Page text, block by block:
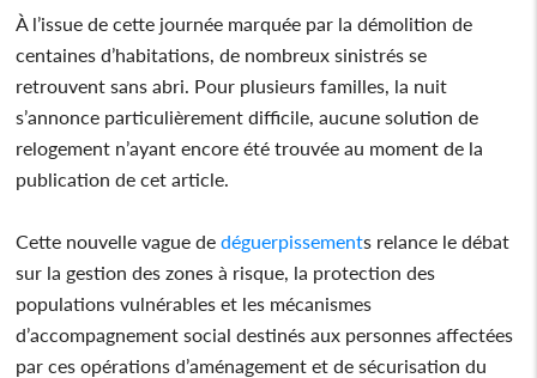
À l’issue de cette journée marquée par la démolition de
centaines d’habitations, de nombreux sinistrés se
retrouvent sans abri. Pour plusieurs familles, la nuit
s’annonce particulièrement difficile, aucune solution de
relogement n’ayant encore été trouvée au moment de la
publication de cet article.
Cette nouvelle vague de déguerpissements relance le débat
sur la gestion des zones à risque, la protection des
populations vulnérables et les mécanismes
d’accompagnement social destinés aux personnes affectées
par ces opérations d’aménagement et de sécurisation du